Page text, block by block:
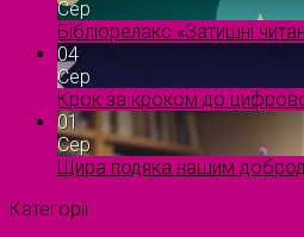
Сер
Бібліорелакс «Затишні
04
Сер
Крок за кроком до
01
Сер
Щира подяка нашим
Категорії